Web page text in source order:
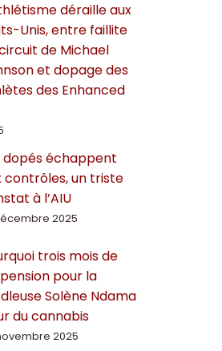
déraille aux
Unis, entre faillite
de Michael
et dopage des
des Enhanced
dopés échappent
contrôles, un triste
à l’AIU
2025
trois mois de
pour la
Solène Ndama
du cannabis
2025